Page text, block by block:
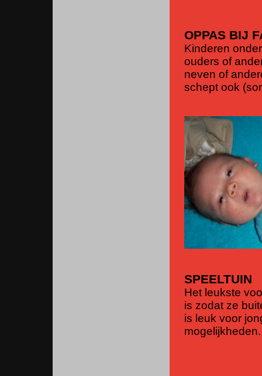
OPPAS BIJ
Kinderen
ouders of
neven of
schept ook
SPEELTUIN
Het leukste
is zodat ze
is leuk voor
mogelijkheden.